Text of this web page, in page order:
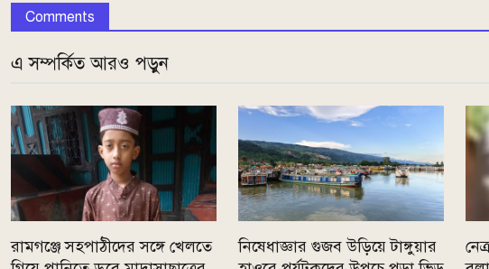
Comments
এ সম্পর্কিত আরও পড়ুন
রামগঞ্জে সহপাঠীদের সঙ্গে খেলতে
নিষেধাজ্ঞার গুজব উড়িয়ে টাঙ্গুয়ার